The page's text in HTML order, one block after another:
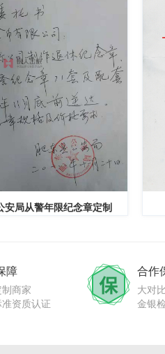
防支队三等功奖章定制
障
商家
资质认证
合作
大对
金银